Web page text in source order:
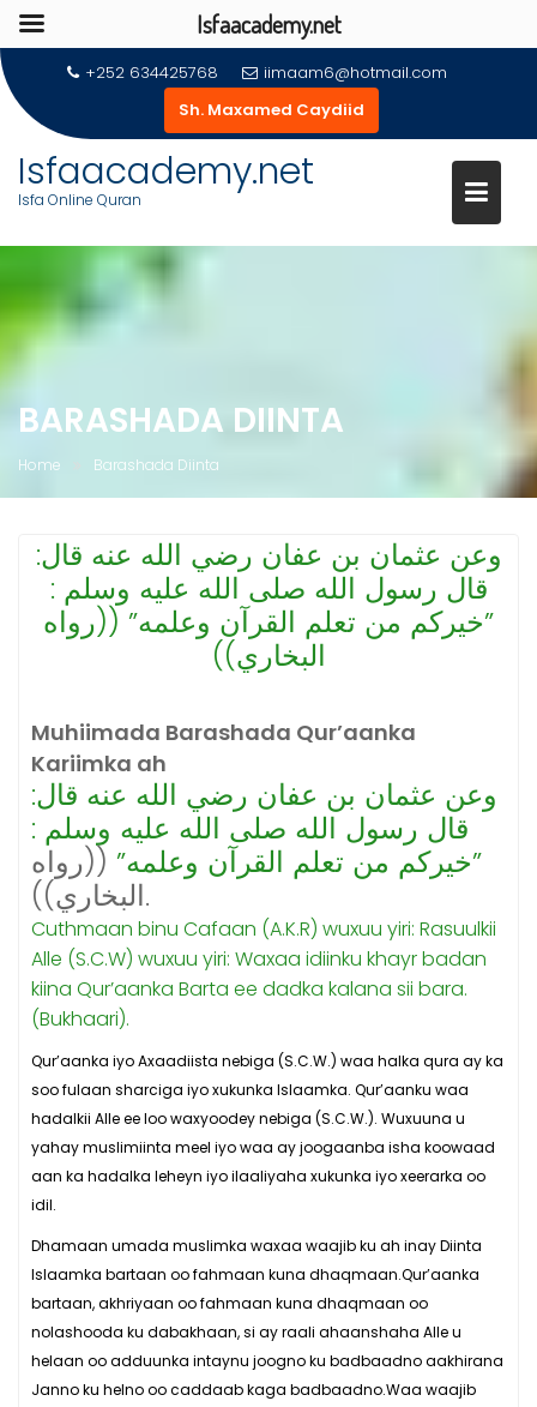
Skip
to
content
+252 634425768
iimaam6@hotmail.com
Sh. Maxamed Caydiid
Isfaacademy.net
Isfa Online Quran
BARASHADA DIINTA
Home Barashada Diinta
وعن عثمان بن عفان رضي الله عنه قال‏:‏
قال رسول الله صلى الله عليه وسلم ‏:‏
‏”‏خيركم من تعلم القرآن وعلمه‏”‏ ‏(‏‏(‏رواه
البخاري‏)‏‏)‏‏
Muhiimada Barashada Qur’aanka
Kariimka ah
وعن عثمان بن عفان رضي الله عنه قال‏:‏
قال رسول الله صلى الله عليه وسلم ‏:‏
‏”‏خيركم من تعلم القرآن وعلمه‏”‏ ‏(‏‏(‏رواه
البخاري‏)‏‏)‏‏.
Cuthmaan binu Cafaan (A.K.R) wuxuu yiri: Rasuulkii
Alle (S.C.W) wuxuu yiri: Waxaa idiinku khayr badan
kiina Qur’aanka Barta ee dadka kalana sii bara.
(Bukhaari).
Qur’aanka iyo Axaadiista nebiga (S.C.W.) waa halka qura ay ka
soo fulaan sharciga iyo xukunka Islaamka. Qur’aanku waa
hadalkii Alle ee loo waxyoodey nebiga (S.C.W.). Wuxuuna u
yahay muslimiinta meel iyo waa ay joogaanba isha koowaad
aan ka hadalka leheyn iyo ilaaliyaha xukunka iyo xeerarka oo
idil.
Dhamaan umada muslimka waxaa waajib ku ah inay Diinta
Islaamka bartaan oo fahmaan kuna dhaqmaan.Qur’aanka
bartaan, akhriyaan oo fahmaan kuna dhaqmaan oo
nolashooda ku dabakhaan, si ay raali ahaanshaha Alle u
helaan oo adduunka intaynu joogno ku badbaadno aakhirana
Janno ku helno oo caddaab kaga badbaadno.Waa waajib
Isfaacademy.net